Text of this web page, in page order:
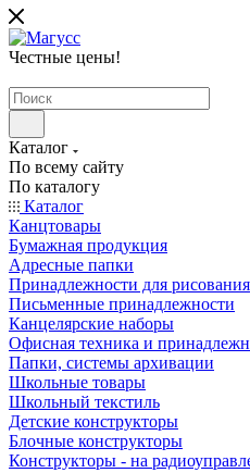
Честные цены!
Каталог
По всему сайту
По каталогу
Каталог
Канцтовары
Бумажная продукция
Адресные папки
Принадлежности для рисования
Письменные принадлежности
Канцелярские наборы
Офисная техника и
Папки, системы архивации
Школьные товары
Школьный текстиль
Детские конструкторы
Блочные конструкторы
Конструкторы - на